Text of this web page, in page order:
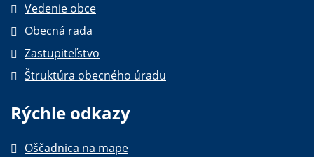
Vedenie obce
Obecná rada
Zastupiteľstvo
Štruktúra obecného úradu
Rýchle odkazy
Oščadnica na mape